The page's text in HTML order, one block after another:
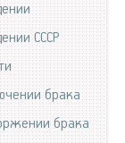
СССР
брака
брака